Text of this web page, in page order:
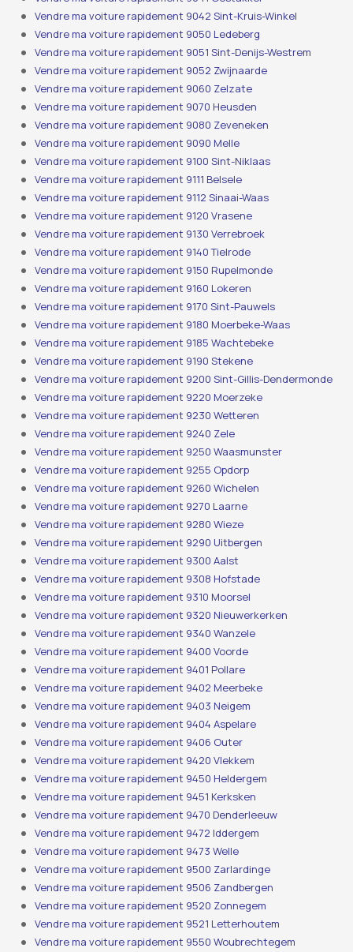
Vendre ma voiture rapidement 9042 Sint-Kruis-Winkel
Vendre ma voiture rapidement 9050 Ledeberg
Vendre ma voiture rapidement 9051 Sint-Denijs-Westrem
Vendre ma voiture rapidement 9052 Zwijnaarde
Vendre ma voiture rapidement 9060 Zelzate
Vendre ma voiture rapidement 9070 Heusden
Vendre ma voiture rapidement 9080 Zeveneken
Vendre ma voiture rapidement 9090 Melle
Vendre ma voiture rapidement 9100 Sint-Niklaas
Vendre ma voiture rapidement 9111 Belsele
Vendre ma voiture rapidement 9112 Sinaai-Waas
Vendre ma voiture rapidement 9120 Vrasene
Vendre ma voiture rapidement 9130 Verrebroek
Vendre ma voiture rapidement 9140 Tielrode
Vendre ma voiture rapidement 9150 Rupelmonde
Vendre ma voiture rapidement 9160 Lokeren
Vendre ma voiture rapidement 9170 Sint-Pauwels
Vendre ma voiture rapidement 9180 Moerbeke-Waas
Vendre ma voiture rapidement 9185 Wachtebeke
Vendre ma voiture rapidement 9190 Stekene
Vendre ma voiture rapidement 9200 Sint-Gillis-Dendermonde
Vendre ma voiture rapidement 9220 Moerzeke
Vendre ma voiture rapidement 9230 Wetteren
Vendre ma voiture rapidement 9240 Zele
Vendre ma voiture rapidement 9250 Waasmunster
Vendre ma voiture rapidement 9255 Opdorp
Vendre ma voiture rapidement 9260 Wichelen
Vendre ma voiture rapidement 9270 Laarne
Vendre ma voiture rapidement 9280 Wieze
Vendre ma voiture rapidement 9290 Uitbergen
Vendre ma voiture rapidement 9300 Aalst
Vendre ma voiture rapidement 9308 Hofstade
Vendre ma voiture rapidement 9310 Moorsel
Vendre ma voiture rapidement 9320 Nieuwerkerken
Vendre ma voiture rapidement 9340 Wanzele
Vendre ma voiture rapidement 9400 Voorde
Vendre ma voiture rapidement 9401 Pollare
Vendre ma voiture rapidement 9402 Meerbeke
Vendre ma voiture rapidement 9403 Neigem
Vendre ma voiture rapidement 9404 Aspelare
Vendre ma voiture rapidement 9406 Outer
Vendre ma voiture rapidement 9420 Vlekkem
Vendre ma voiture rapidement 9450 Heldergem
Vendre ma voiture rapidement 9451 Kerksken
Vendre ma voiture rapidement 9470 Denderleeuw
Vendre ma voiture rapidement 9472 Iddergem
Vendre ma voiture rapidement 9473 Welle
Vendre ma voiture rapidement 9500 Zarlardinge
Vendre ma voiture rapidement 9506 Zandbergen
Vendre ma voiture rapidement 9520 Zonnegem
Vendre ma voiture rapidement 9521 Letterhoutem
Vendre ma voiture rapidement 9550 Woubrechtegem